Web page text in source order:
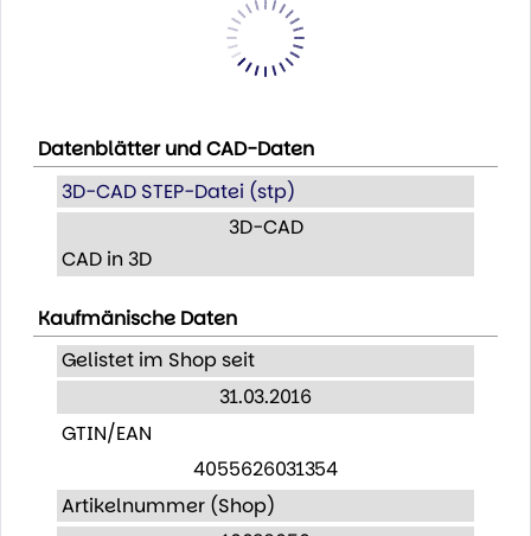
Datenblätter und CAD-Daten
3D-CAD STEP-Datei (stp)
3D-CAD
CAD in 3D
Kaufmänische Daten
Gelistet im Shop seit
31.03.2016
GTIN/EAN
4055626031354
Artikelnummer (Shop)